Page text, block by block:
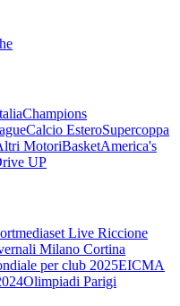
Champions
Calcio EsteroSupercoppa
MotoriBasketAmerica's
UP
Live Riccione
Milano Cortina
per club 2025EICMA
Olimpiadi Parigi